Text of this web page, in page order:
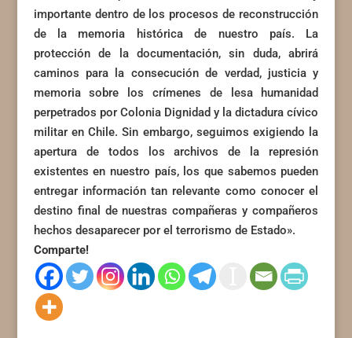
importante dentro de los procesos de reconstrucción
de la memoria histórica de nuestro país. La
protección de la documentación, sin duda, abrirá
caminos para la consecución de verdad, justicia y
memoria sobre los crímenes de lesa humanidad
perpetrados por Colonia Dignidad y la dictadura cívico
militar en Chile. Sin embargo, seguimos exigiendo la
apertura de todos los archivos de la represión
existentes en nuestro país, los que sabemos pueden
entregar información tan relevante como conocer el
destino final de nuestras compañeras y compañeros
hechos desaparecer por el terrorismo de Estado».
Comparte!